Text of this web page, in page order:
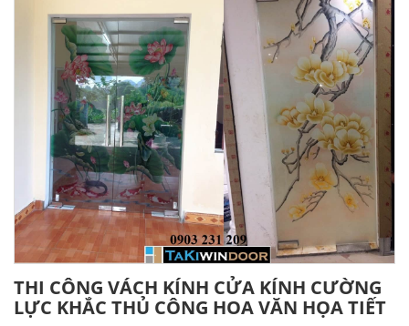
THI CÔNG VÁCH KÍNH CỬA KÍNH CƯỜNG
LỰC KHẮC THỦ CÔNG HOA VĂN HỌA TIẾT